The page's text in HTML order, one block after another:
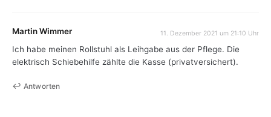
Martin Wimmer 11. Dezember 2021 um 21:10 Uhr
Ich habe meinen Rollstuhl als Leihgabe aus der Pflege. Die
elektrisch Schiebehilfe zählte die Kasse (privatversichert).
Antworten